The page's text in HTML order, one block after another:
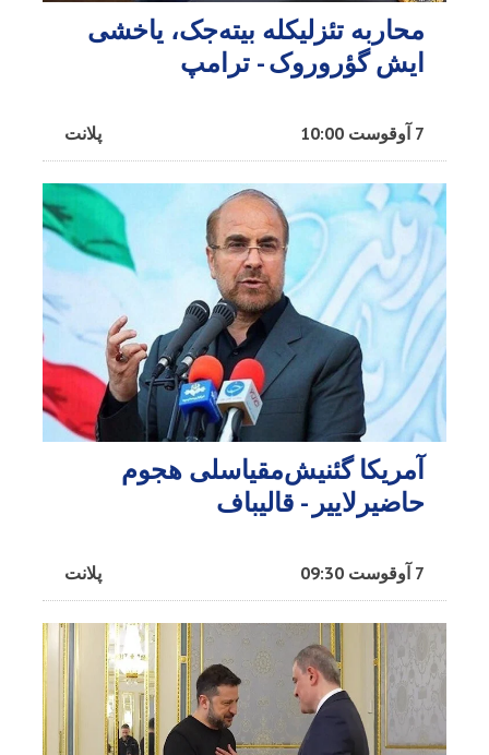
محاربه تئزلیکله بیته‌جک، یاخشی
ایش گؤروروک - ترامپ
پلانت 7 آوقوست 10:00
آمریکا گئنیش‌مقیاسلی هجوم
حاضیرلاییر - قالیباف
پلانت 7 آوقوست 09:30